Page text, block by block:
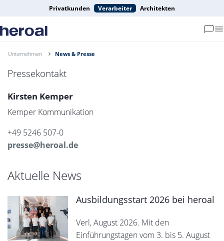
Privatkunden Verarbeiter Architekten
Unternehmen News & Presse
Pressekontakt
Kirsten Kemper
Kemper Kommunikation
+49 5246 507-0
presse@heroal.de
Aktuelle News
Ausbildungsstart 2026 bei heroal
Verl, August 2026. Mit den
Einführungstagen vom 3. bis 5. August